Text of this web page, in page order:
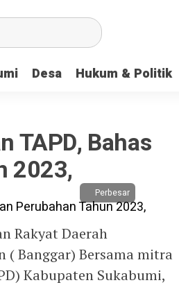
Desa Hukum & Politik
TAPD, Bahas
2023,
Perbesar
Rakyat Daerah
( Banggar) Bersama mitra
Kabupaten Sukabumi,